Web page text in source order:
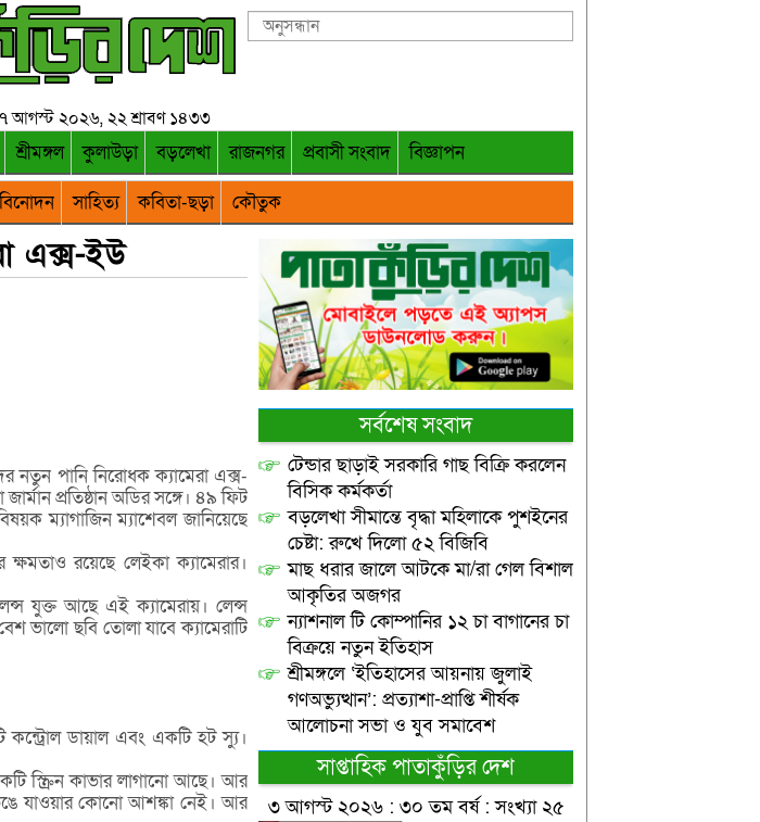
৭ আগস্ট ২০২৬, ২২ শ্রাবণ ১৪৩৩
শ্রীমঙ্গল কুলাউড়া বড়লেখা রাজনগর প্রবাসী সংবাদ
বিজ্ঞাপন
সাহিত্য কবিতা-ছড়া কৌতুক
এক্স-ইউ
নতুন পানি নিরোধক ক্যামেরা এক্স-
প্রতিষ্ঠান অডির সঙ্গে। ৪৯ ফিট
ম্যাগাজিন ম্যাশেবল জানিয়েছে
রয়েছে লেইকা ক্যামেরার।
যুক্ত আছে এই ক্যামেরায়। লেন্স
ভালো ছবি তোলা যাবে ক্যামেরাটি
কন্ট্রোল ডায়াল এবং একটি হট স্যু।
স্ক্রিন কাভার লাগানো আছে। আর
যাওয়ার কোনো আশঙ্কা নেই। আর
সর্বশেষ সংবাদ
টেন্ডার ছাড়াই সরকারি গাছ বিক্রি করলেন
বিসিক কর্মকর্তা
বড়লেখা সীমান্তে বৃদ্ধা মহিলাকে পুশইনের
চেষ্টা: রুখে দিলো ৫২ বিজিবি
মাছ ধরার জালে আটকে মা/রা গেল বিশাল
আকৃতির অজগর
ন্যাশনাল টি কোম্পানির ১২ চা বাগানের চা
বিক্রয়ে নতুন ইতিহাস
শ্রীমঙ্গলে ‘ইতিহাসের আয়নায় জুলাই
গণঅভ্যুত্থান’: প্রত্যাশা-প্রাপ্তি শীর্ষক
আলোচনা সভা ও যুব সমাবেশ
সাপ্তাহিক পাতাকুঁড়ির দেশ
৩ আগস্ট ২০২৬ : ৩০ তম বর্ষ : সংখ্যা ২৫